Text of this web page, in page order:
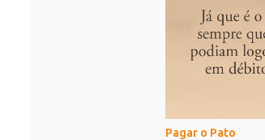
Pagar o Pato